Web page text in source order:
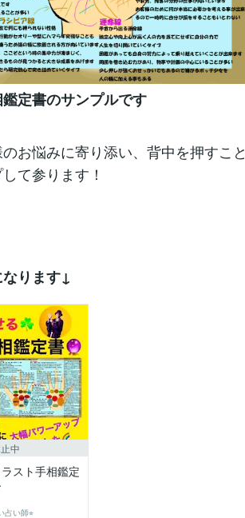
定書のサンプルです
お悩みに寄り添い、背中を押すこと
て参ります！
ります↓
中
スト手相鑑定
占い師⭐︎